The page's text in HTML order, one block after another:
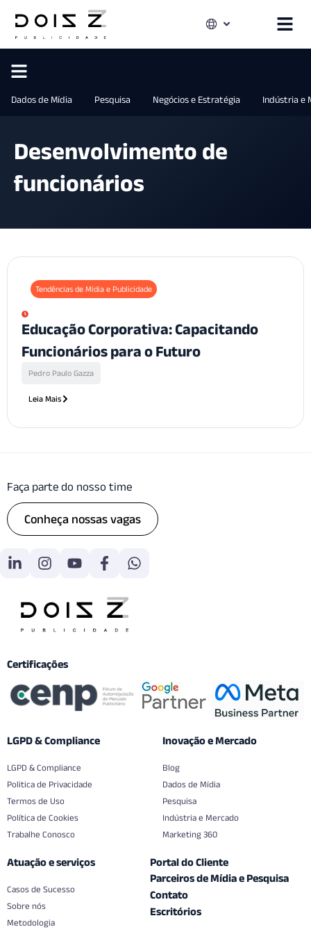
Dados de Mídia Pesquisa Negócios e Estratégia Indústria e
Desenvolvimento de
funcionários
Tendências de Mídia e Publicidade
Educação Corporativa: Capacitando
Funcionários para o Futuro
Pedro Paulo Gazza
Leia Mais
Faça parte do nosso time
Conheça nossas vagas
Certificações
LGPD & Compliance
LGPD & Compliance
Politica de Privacidade
Termos de Uso
Política de Cookies
Trabalhe Conosco
Inovação e Mercado
Blog
Dados de Mídia
Pesquisa
Indústria e Mercado
Marketing 360
Atuação e serviços
Casos de Sucesso
Sobre nós
Metodologia
Portal do Cliente
Parceiros de Mídia e Pesquisa
Contato
Escritórios